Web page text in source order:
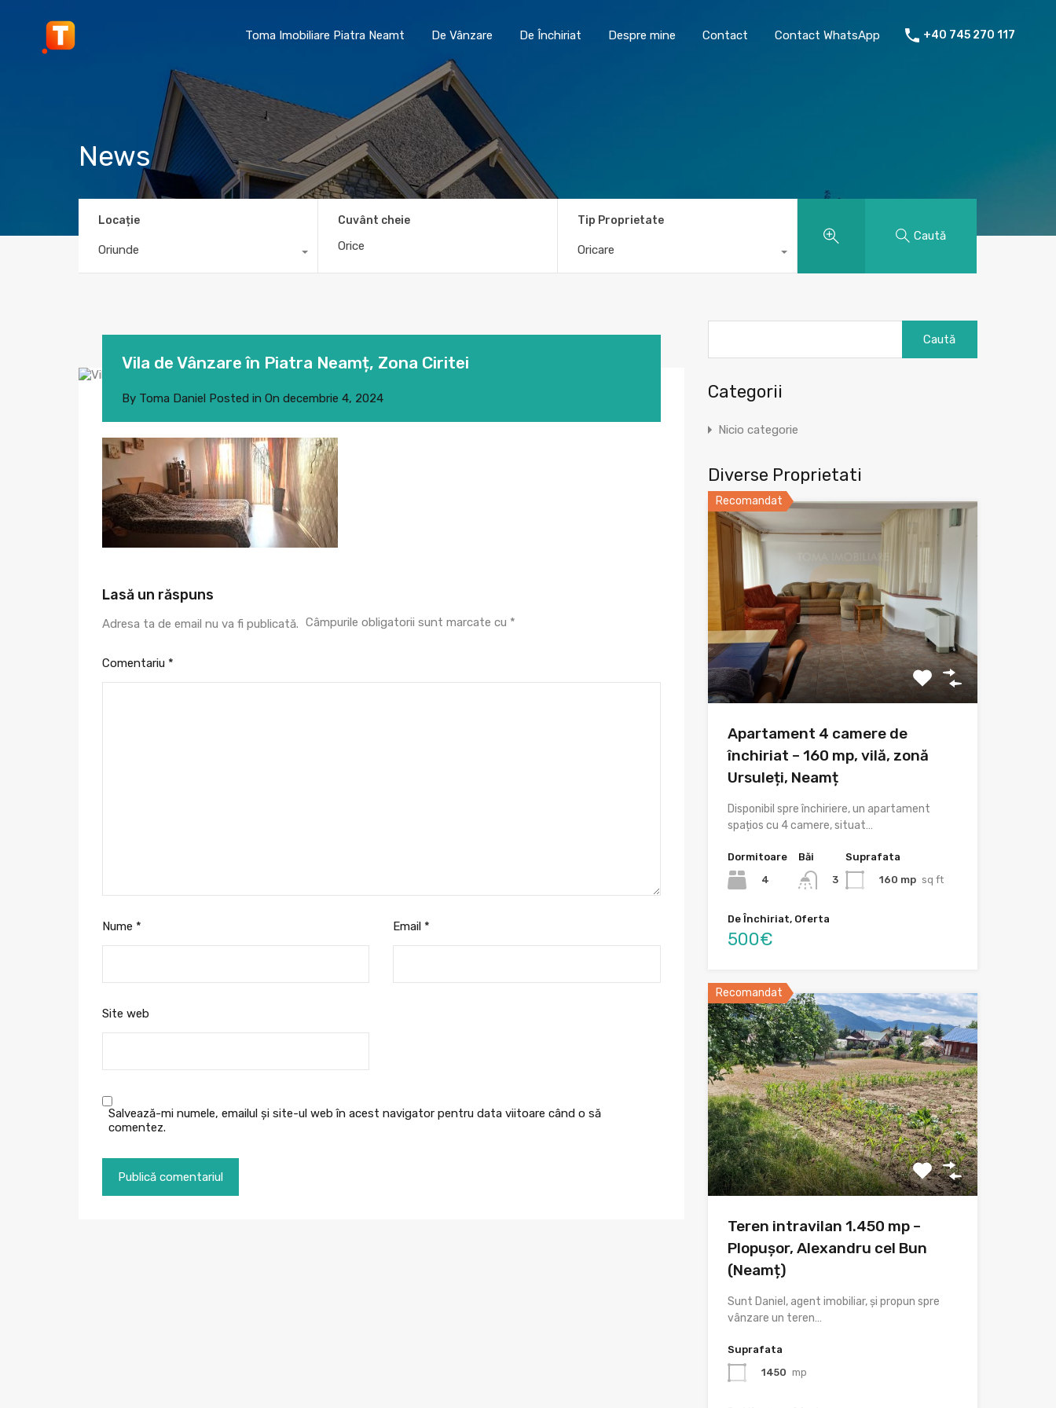
Toma Imobiliare Piatra Neamt De Vânzare De Închiriat Despre mine Contact Contact WhatsApp
Toma Imobiliare Piatra Neamt De Vânzare De Închiriat Despre mine Contact Contact WhatsApp +40 745 270 117
News
Locație
Oriunde
Cuvânt cheie Tip Proprietate
Oricare
Caută
Vila de Vânzare în Piatra Neamț, Zona Ciritei
By Toma Daniel Posted in On decembrie 4, 2024
Lasă un răspuns
Adresa ta de email nu va fi publicată. Câmpurile obligatorii sunt marcate cu *
Comentariu *
Nume * Email *
Site web
Salvează-mi numele, emailul și site-ul web în acest navigator pentru data viitoare când o să
comentez.
după:
Categorii
Nicio categorie
Diverse Proprietati
Recomandat
Apartament 4 camere de
închiriat – 160 mp, vilă, zonă
Ursuleți, Neamț
Disponibil spre închiriere, un apartament
spațios cu 4 camere, situat…
Dormitoare
4
Băi
3
Suprafata
160 mp sq ft
De Închiriat, Oferta
500€
Recomandat
Teren intravilan 1.450 mp –
Plopușor, Alexandru cel Bun
(Neamț)
Sunt Daniel, agent imobiliar, și propun spre
vânzare un teren…
Suprafata
1450 mp